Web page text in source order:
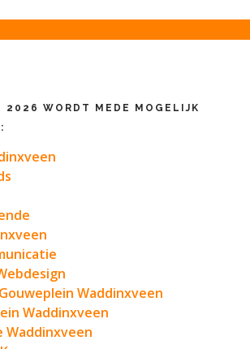
2026 WORDT MEDE MOGELIJK
Waddinxveen
Waddinxveen
Waddinxveen